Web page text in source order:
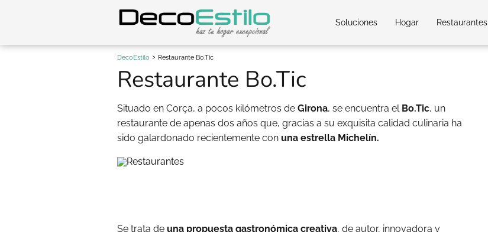
Soluciones Hogar Restaurantes
DecoEstilo Restaurante Bo.Tic
Restaurante Bo.Tic
Situado en Corça, a pocos kilómetros de Girona, se encuentra el Bo.Tic, un
restaurante de apenas dos años que, gracias a su exquisita calidad culinaria ha
sido galardonado recientemente con una estrella Michelín.
Se trata de una propuesta gastronómica creativa, de autor, innovadora y